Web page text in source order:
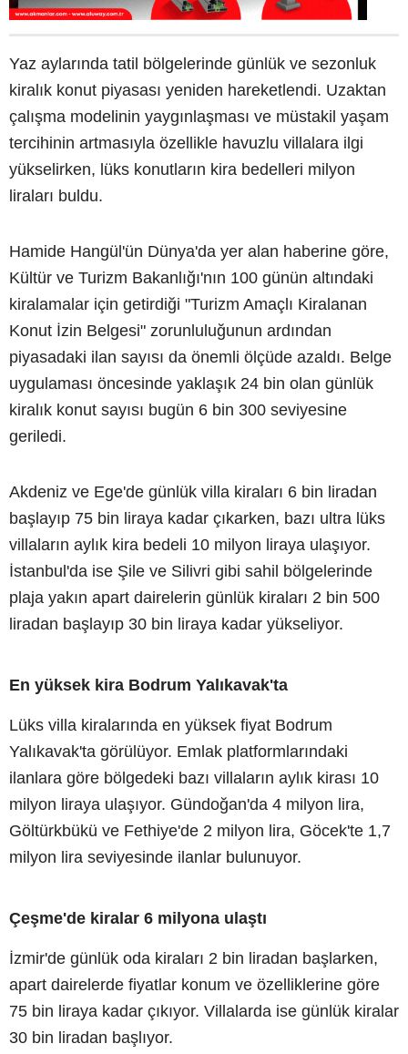
Yaz aylarında tatil bölgelerinde günlük ve sezonluk
kiralık konut piyasası yeniden hareketlendi. Uzaktan
çalışma modelinin yaygınlaşması ve müstakil yaşam
tercihinin artmasıyla özellikle havuzlu villalara ilgi
yükselirken, lüks konutların kira bedelleri milyon
liraları buldu.
Hamide Hangül'ün Dünya'da yer alan haberine göre,
Kültür ve Turizm Bakanlığı'nın 100 günün altındaki
kiralamalar için getirdiği "Turizm Amaçlı Kiralanan
Konut İzin Belgesi" zorunluluğunun ardından
piyasadaki ilan sayısı da önemli ölçüde azaldı. Belge
uygulaması öncesinde yaklaşık 24 bin olan günlük
kiralık konut sayısı bugün 6 bin 300 seviyesine
geriledi.
Akdeniz ve Ege'de günlük villa kiraları 6 bin liradan
başlayıp 75 bin liraya kadar çıkarken, bazı ultra lüks
villaların aylık kira bedeli 10 milyon liraya ulaşıyor.
İstanbul'da ise Şile ve Silivri gibi sahil bölgelerinde
plaja yakın apart dairelerin günlük kiraları 2 bin 500
liradan başlayıp 30 bin liraya kadar yükseliyor.
En yüksek kira Bodrum Yalıkavak'ta
Lüks villa kiralarında en yüksek fiyat Bodrum
Yalıkavak'ta görülüyor. Emlak platformlarındaki
ilanlara göre bölgedeki bazı villaların aylık kirası 10
milyon liraya ulaşıyor. Gündoğan'da 4 milyon lira,
Göltürkbükü ve Fethiye'de 2 milyon lira, Göcek'te 1,7
milyon lira seviyesinde ilanlar bulunuyor.
Çeşme'de kiralar 6 milyona ulaştı
İzmir'de günlük oda kiraları 2 bin liradan başlarken,
apart dairelerde fiyatlar konum ve özelliklerine göre
75 bin liraya kadar çıkıyor. Villalarda ise günlük kiralar
30 bin liradan başlıyor.